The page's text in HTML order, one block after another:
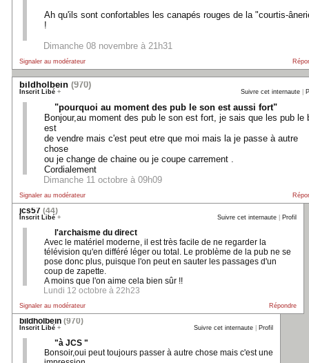
Ah qu'ils sont confortables les canapés rouges de la "courtis-
!
Dimanche 08 novembre à 21h31
Signaler au modérateur
bildholbein (970)
Inscrit Libé + Suivre cet internaute
"pourquoi au moment des pub le son est aussi fort"
Bonjour,au moment des pub le son est fort, je sais que les pub le
est
de vendre mais c'est peut etre que moi mais la je passe à autre
chose
ou je change de chaine ou je coupe carrement .
Cordialement
Dimanche 11 octobre à 09h09
Signaler au modérateur
jcs57 (44)
Inscrit Libé + Suivre cet internaute Profil
l'archaisme du direct
Avec le matériel moderne, il est très facile de ne regarder la
télévision qu'en différé léger ou total. Le problème de la pub ne se
pose donc plus, puisque l'on peut en sauter les passages d'un
coup de zapette.
A moins que l'on aime cela bien sûr !!
Lundi 12 octobre à 22h23
Signaler au modérateur Répondre
bildholbein (970)
Inscrit Libé + Suivre cet internaute Profil
"à JCS "
Bonsoir,oui peut toujours passer à autre chose mais c'est une